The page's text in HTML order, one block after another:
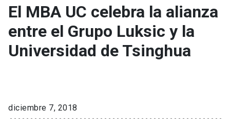
El MBA UC celebra la alianza
entre el Grupo Luksic y la
Universidad de Tsinghua
diciembre 7, 2018